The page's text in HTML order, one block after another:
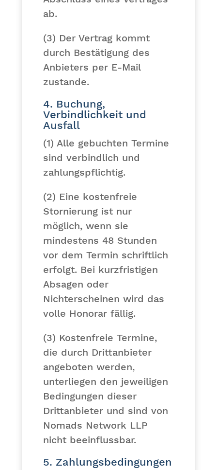
ab.
(3) Der Vertrag kommt
durch Bestätigung des
Anbieters per E-Mail
zustande.
4. Buchung,
Verbindlichkeit und
Ausfall
(1) Alle gebuchten Termine
sind verbindlich und
zahlungspflichtig.
(2) Eine kostenfreie
Stornierung ist nur
möglich, wenn sie
mindestens 48 Stunden
vor dem Termin schriftlich
erfolgt. Bei kurzfristigen
Absagen oder
Nichterscheinen wird das
volle Honorar fällig.
(3) Kostenfreie Termine,
die durch Drittanbieter
angeboten werden,
unterliegen den jeweiligen
Bedingungen dieser
Drittanbieter und sind von
Nomads Network LLP
nicht beeinflussbar.
5. Zahlungsbedingungen